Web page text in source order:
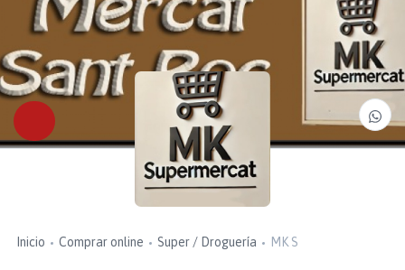
Inicio Comprar online Super / Droguería MK S